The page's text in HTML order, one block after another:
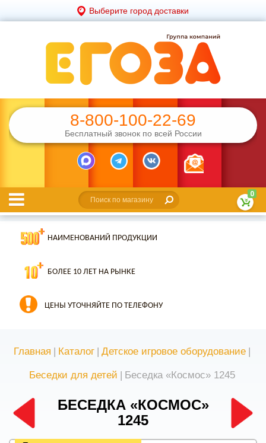
Выберите город доставки
8-800-100-22-69
Бесплатный звонок по всей России
0
НАИМЕНОВАНИЙ ПРОДУКЦИИ
БОЛЕЕ 10 ЛЕТ НА РЫНКЕ
ЦЕНЫ УТОЧНЯЙТЕ ПО ТЕЛЕФОНУ
Главная | Каталог | Детское игровое оборудование |
Беседки для детей | Беседка «Космос» 1245
БЕСЕДКА «КОСМОС»
1245